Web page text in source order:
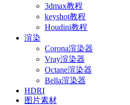
3dmax教程
keyshot教程
Houdini教程
渲染
Corona渲染器
Vray渲染器
Octane渲染器
Bella渲染器
HDRI
图片素材